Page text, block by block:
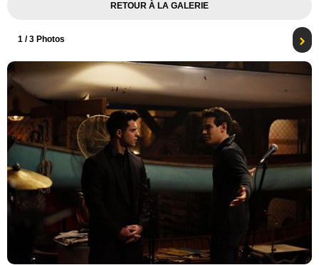
RETOUR À LA GALERIE
1 / 3 Photos